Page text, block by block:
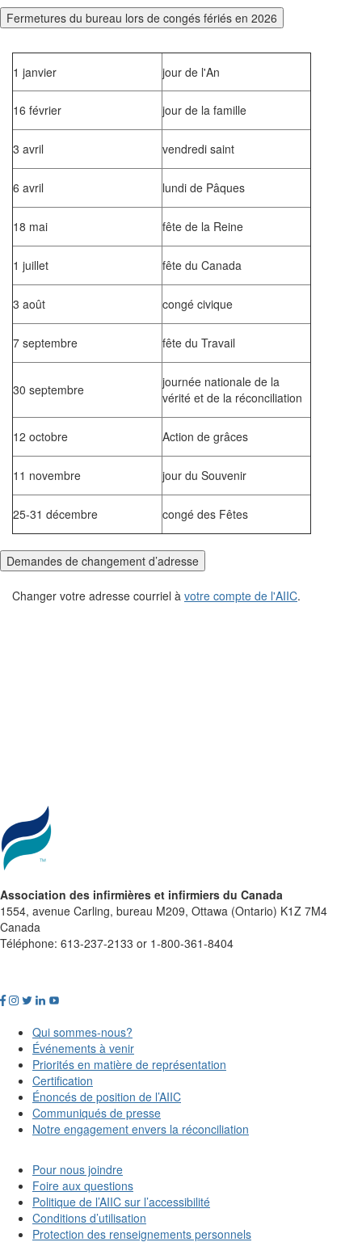
Fermetures du bureau lors de congés fériés en 2026
1 janvier jour de l'An
16 février jour de la famille
3 avril vendredi saint
6 avril lundi de Pâques
18 mai fête de la Reine
1 juillet fête du Canada
3 août congé civique
7 septembre fête du Travail
30 septembre
journée nationale de la
vérité et de la réconciliation
12 octobre Action de grâces
11 novembre jour du Souvenir
25-31 décembre congé des Fêtes
Demandes de changement d’adresse
Changer votre adresse courriel à votre compte de l'AIIC.
Association des infirmières et infirmiers du Canada
1554, avenue Carling, bureau M209, Ottawa (Ontario) K1Z 7M4
Canada
Téléphone: 613-237-2133 or 1-800-361-8404
Qui sommes-nous?
Événements à venir
Priorités en matière de représentation
Certification
Énoncés de position de l’AIIC
Communiqués de presse
Notre engagement envers la réconciliation
Pour nous joindre
Foire aux questions
Politique de l’AIIC sur l’accessibilité
Conditions d’utilisation
Protection des renseignements personnels